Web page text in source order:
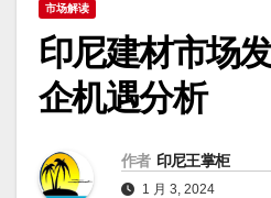
市场解读
印尼建材市场
企机遇分析
作者 印尼王掌柜
1 月 3, 2024